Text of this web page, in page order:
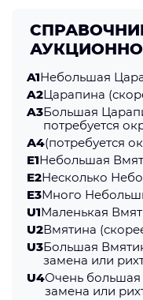
A1Небольшая
A2Царапина
A3Большая
потребуется
А4(потребуется
E1Небольшая
E2Несколько
E3Много
U1Маленькая
U2Вмятина
U3Большая
замена или
U4Очень большая
замена или